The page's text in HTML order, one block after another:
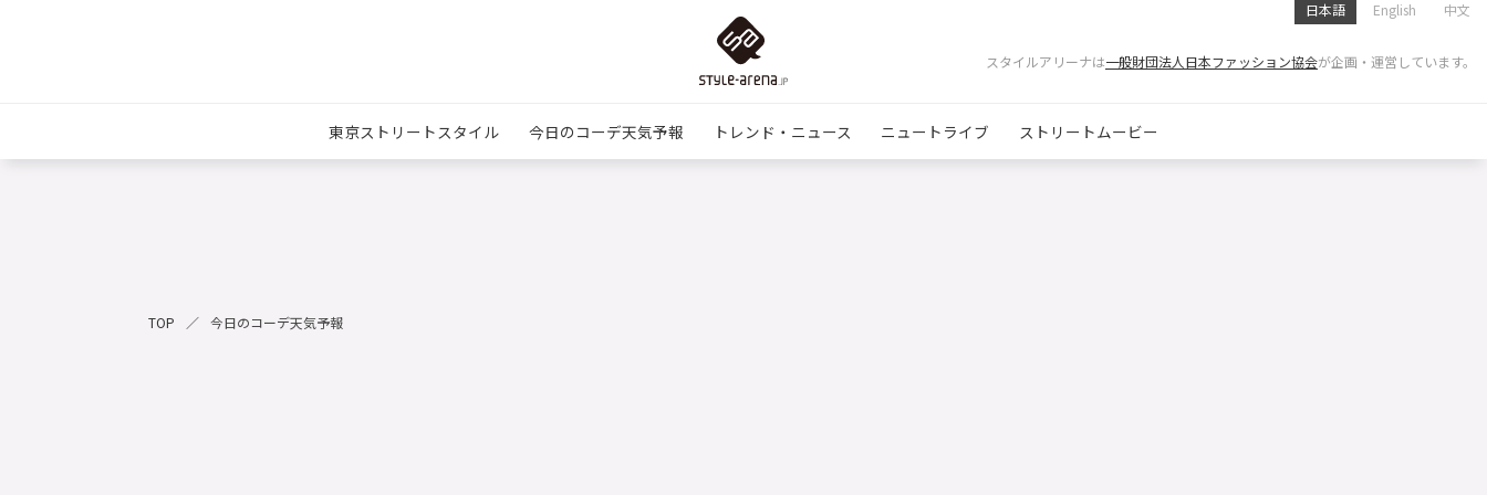
日本語 English 中文
スタイルアリーナは一般財団法人日本ファッション協会が企画・運営しています。
東京ストリートスタイル 今日のコーデ天気予報 トレンド・ニュース ニュートライブ ストリートムービー
TOP 今日のコーデ天気予報